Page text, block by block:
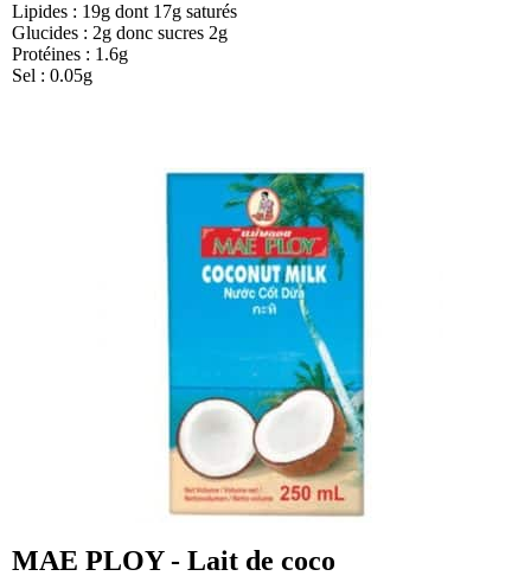
Lipides : 19g dont 17g saturés
Glucides : 2g donc sucres 2g
Protéines : 1.6g
Sel : 0.05g
MAE PLOY - Lait de coco